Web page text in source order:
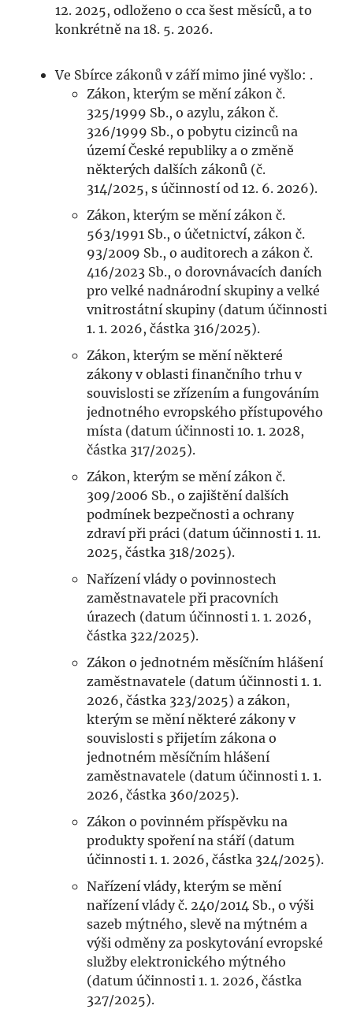
12. 2025, odloženo o cca šest měsíců, a to
konkrétně na 18. 5. 2026.
Ve Sbírce zákonů v září mimo jiné vyšlo: .
Zákon, kterým se mění zákon č.
325/1999 Sb., o azylu, zákon č.
326/1999 Sb., o pobytu cizinců na
území České republiky a o změně
některých dalších zákonů (č.
314/2025, s účinností od 12. 6. 2026).
Zákon, kterým se mění zákon č.
563/1991 Sb., o účetnictví, zákon č.
93/2009 Sb., o auditorech a zákon č.
416/2023 Sb., o dorovnávacích daních
pro velké nadnárodní skupiny a velké
vnitrostátní skupiny (datum účinnosti
1. 1. 2026, částka 316/2025).
Zákon, kterým se mění některé
zákony v oblasti finančního trhu v
souvislosti se zřízením a fungováním
jednotného evropského přístupového
místa (datum účinnosti 10. 1. 2028,
částka 317/2025).
Zákon, kterým se mění zákon č.
309/2006 Sb., o zajištění dalších
podmínek bezpečnosti a ochrany
zdraví při práci (datum účinnosti 1. 11.
2025, částka 318/2025).
Nařízení vlády o povinnostech
zaměstnavatele při pracovních
úrazech (datum účinnosti 1. 1. 2026,
částka 322/2025).
Zákon o jednotném měsíčním hlášení
zaměstnavatele (datum účinnosti 1. 1.
2026, částka 323/2025) a zákon,
kterým se mění některé zákony v
souvislosti s přijetím zákona o
jednotném měsíčním hlášení
zaměstnavatele (datum účinnosti 1. 1.
2026, částka 360/2025).
Zákon o povinném příspěvku na
produkty spoření na stáří (datum
účinnosti 1. 1. 2026, částka 324/2025).
Nařízení vlády, kterým se mění
nařízení vlády č. 240/2014 Sb., o výši
sazeb mýtného, slevě na mýtném a
výši odměny za poskytování evropské
služby elektronického mýtného
(datum účinnosti 1. 1. 2026, částka
327/2025).